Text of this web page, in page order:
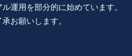
運用を部分的に始めています。
お願いします。